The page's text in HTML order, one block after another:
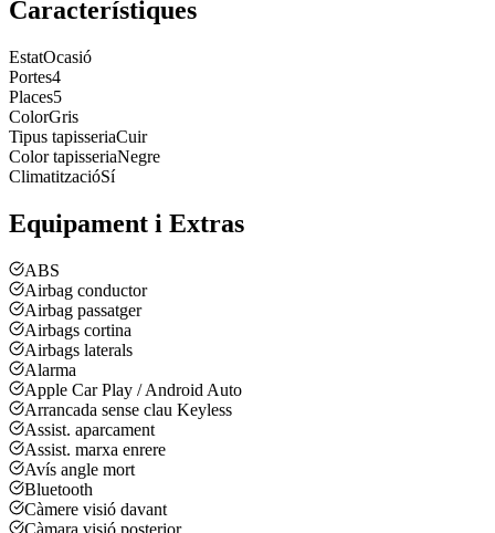
Característiques
EstatOcasió
Portes4
Places5
ColorGris
Tipus tapisseriaCuir
Color tapisseriaNegre
ClimatitzacióSí
Equipament i Extras
ABS
Airbag conductor
Airbag passatger
Airbags cortina
Airbags laterals
Alarma
Apple Car Play / Android Auto
Arrancada sense clau Keyless
Assist. aparcament
Assist. marxa enrere
Avís angle mort
Bluetooth
Càmere visió davant
Càmara visió posterior